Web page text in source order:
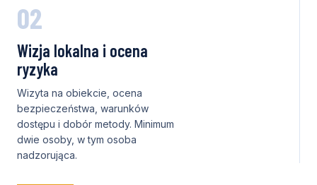
02
Wizja lokalna i ocena
ryzyka
Wizyta na obiekcie, ocena
bezpieczeństwa, warunków
dostępu i dobór metody. Minimum
dwie osoby, w tym osoba
nadzorująca.